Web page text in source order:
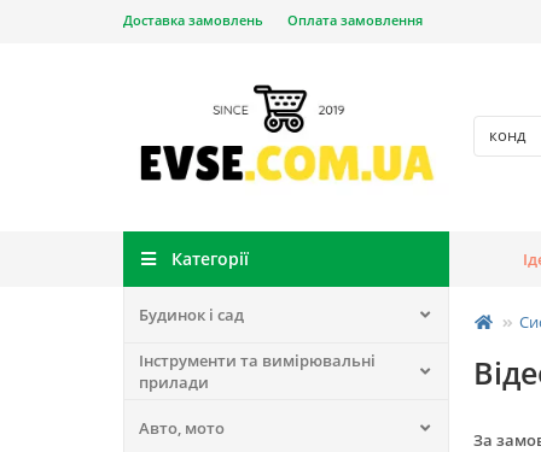
Доставка замовлень Оплата замовлення
Категорії
Будинок і сад
Інструменти та вимірювальні
прилади
Авто, мото
За